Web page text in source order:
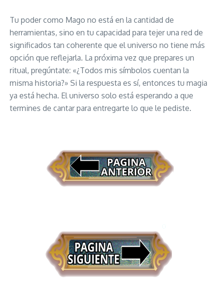
Tu poder como Mago no está en la cantidad de
herramientas, sino en tu capacidad para tejer una red de
significados tan coherente que el universo no tiene más
opción que reflejarla. La próxima vez que prepares un
ritual, pregúntate: «¿Todos mis símbolos cuentan la
misma historia?» Si la respuesta es sí, entonces tu magia
ya está hecha. El universo solo está esperando a que
termines de cantar para entregarte lo que le pediste.